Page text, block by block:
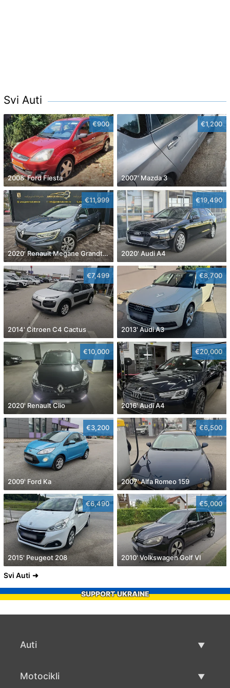
Svi Auti
€900
2008' Ford Fiesta
€1,200
2007' Mazda 3
€11,999
2020' Renault Megane Grandtour Dci 115
€19,490
2020' Audi A4
€7,499
2014' Citroen C4 Cactus
€8,700
2013' Audi A3
€10,000
2020' Renault Clio
€20,000
2016' Audi A4
€3,200
2009' Ford Ka
€6,500
2007' Alfa Romeo 159
€6,490
2015' Peugeot 208
€5,000
2010' Volkswagen Golf VI
Svi Auti
SUPPORT UKRAINE
Auti
Motocikli